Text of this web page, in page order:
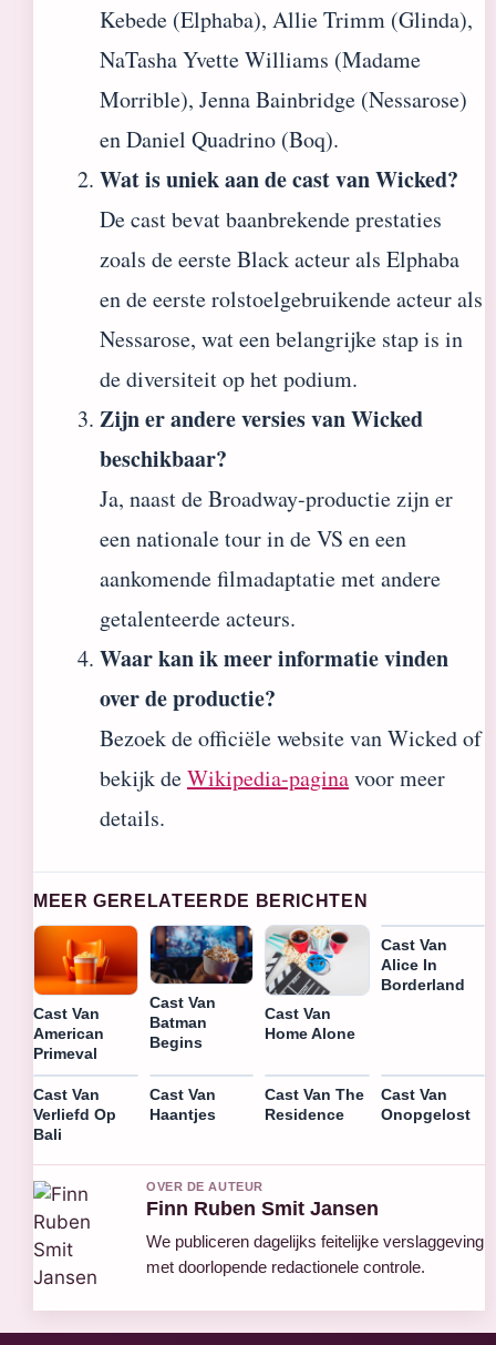
Kebede (Elphaba), Allie Trimm (Glinda),
NaTasha Yvette Williams (Madame
Morrible), Jenna Bainbridge (Nessarose)
en Daniel Quadrino (Boq).
Wat is uniek aan de cast van Wicked?
De cast bevat baanbrekende prestaties
zoals de eerste Black acteur als Elphaba
en de eerste rolstoelgebruikende acteur als
Nessarose, wat een belangrijke stap is in
de diversiteit op het podium.
Zijn er andere versies van Wicked
beschikbaar?
Ja, naast de Broadway-productie zijn er
een nationale tour in de VS en een
aankomende filmadaptatie met andere
getalenteerde acteurs.
Waar kan ik meer informatie vinden
over de productie?
Bezoek de officiële website van Wicked of
bekijk deWikipedia-paginavoor meer
details.
MEER GERELATEERDE BERICHTEN
Cast Van
American
Primeval
Cast Van
Batman
Begins
Cast Van
Home Alone
Cast Van
Alice In
Borderland
Cast Van
Verliefd Op
Bali
Cast Van
Haantjes
Cast Van The
Residence
Cast Van
Onopgelost
OVER DE AUTEUR
Finn Ruben Smit Jansen
We publiceren dagelijks feitelijke verslaggeving
met doorlopende redactionele controle.